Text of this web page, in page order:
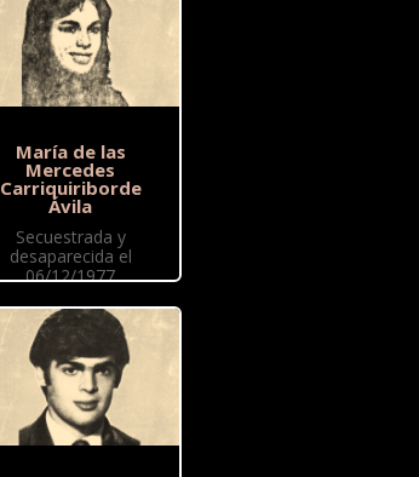
María de las
Mercedes
Carriquiriborde
Ávila
Secuestrada y
desaparecida el
06/12/1977